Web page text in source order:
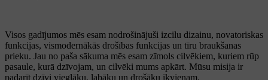
Visos gadījumos mēs esam nodrošinājuši izcilu dizainu, novatoriskas
funkcijas, vismodernākās drošības funkcijas un tīru braukšanas
prieku. Jau no paša sākuma mēs esam zīmols cilvēkiem, kuriem rūp
pasaule, kurā dzīvojam, un cilvēki mums apkārt. Mūsu misija ir
padarīt dzīvi vieglāku, labāku un drošāku ikvienam.